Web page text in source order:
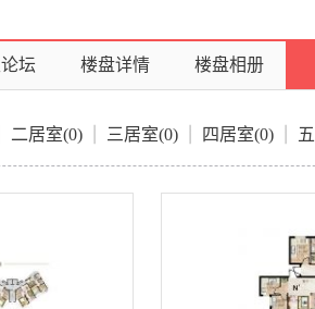
坛 楼盘详情 楼盘相册
二居室(0) 三居室(0) 四居室(0)